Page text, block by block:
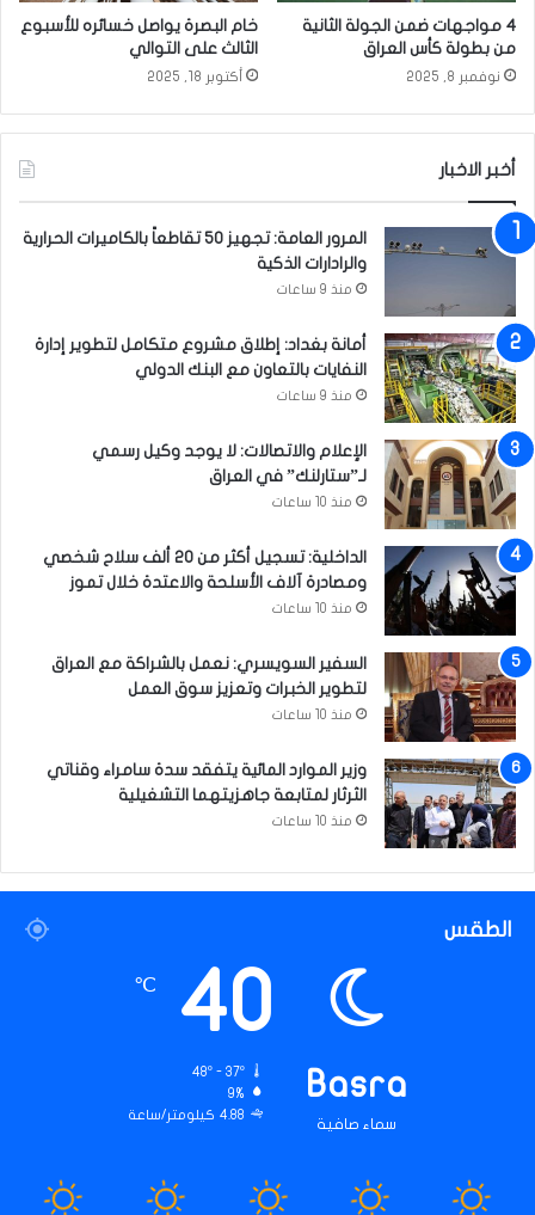
و
ة
ل
ن
ي
ب
ة
ح
ج
د
ي
د
ب
ا
ت
ج
ا
ه
ت
ث
ي
ت
أ
ص
ح
ا
ب
ا
ل
ع
ق
و
4 مواجهات ضمن الجولة الثانية
من بطولة كأس العراق
نوفمبر 8, 2025
خام البصرة يواصل خسائره للأسبوع
الثالث على التوالي
أكتوبر 18, 2025
أخبر الاخبار
المرور العامة: تجهيز 50 تقاطعاً بالكاميرات الحرارية
والرادارات الذكية
منذ 9 ساعات
أمانة بغداد: إطلاق مشروع متكامل لتطوير إدارة
النفايات بالتعاون مع البنك الدولي
منذ 9 ساعات
الإعلام والاتصالات: لا يوجد وكيل رسمي
لـ”ستارلنك” في العراق
منذ 10 ساعات
الداخلية: تسجيل أكثر من 20 ألف سلاح شخصي
ومصادرة آلاف الأسلحة والاعتدة خلال تموز
منذ 10 ساعات
السفير السويسري: نعمل بالشراكة مع العراق
لتطوير الخبرات وتعزيز سوق العمل
منذ 10 ساعات
وزير الموارد المائية يتفقد سدة سامراء وقناتي
الثرثار لمتابعة جاهزيتهما التشغيلية
منذ 10 ساعات
الطقس
Basra
سماء صافية
40
℃
48º - 37º
9%
4.88 كيلومتر/ساعة